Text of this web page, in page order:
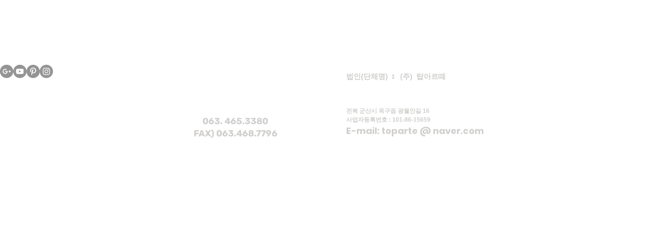
063. 465.3380
FAX) 063.468.7796
법인(단체명) : (주) 탑아르떼
전북 군산시 옥구읍 광월안길 16
사업자등록번호 : 101-86-15659
E-mail: toparte @ naver.com